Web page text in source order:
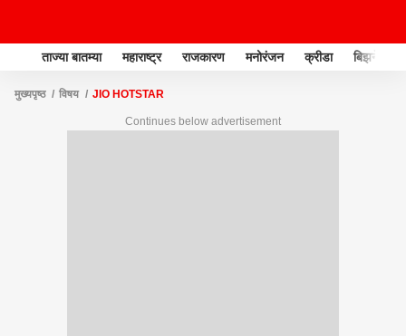
ताज्या बातम्या महाराष्ट्र राजकारण मनोरंजन क्रीडा बिझनेस
मुख्यपृष्ठ विषय JIO HOTSTAR
Continues below advertisement